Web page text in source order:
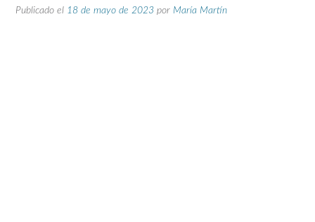
Publicado el 18 de mayo de 2023 por María Martín